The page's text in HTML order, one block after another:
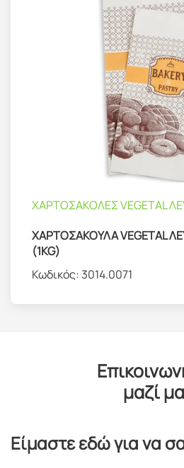
ΧΑΡΤΟΣΑΚΟΛΕΣ VEGETAL
ΧΑΡΤΟΣΑΚΟΥΛΑ VEGETAL
(1KG)
Κωδικός: 3014.0071
μαζί
Είμαστε εδώ για να